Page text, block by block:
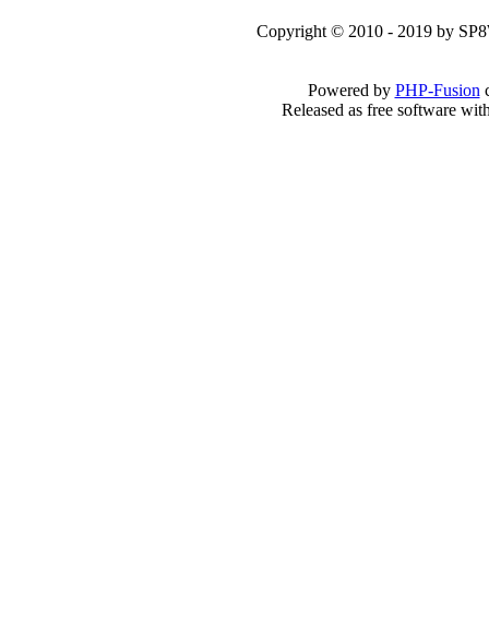
Copyright © 2010 - 2019 by
Powered by PHP-Fusion
Released as free software